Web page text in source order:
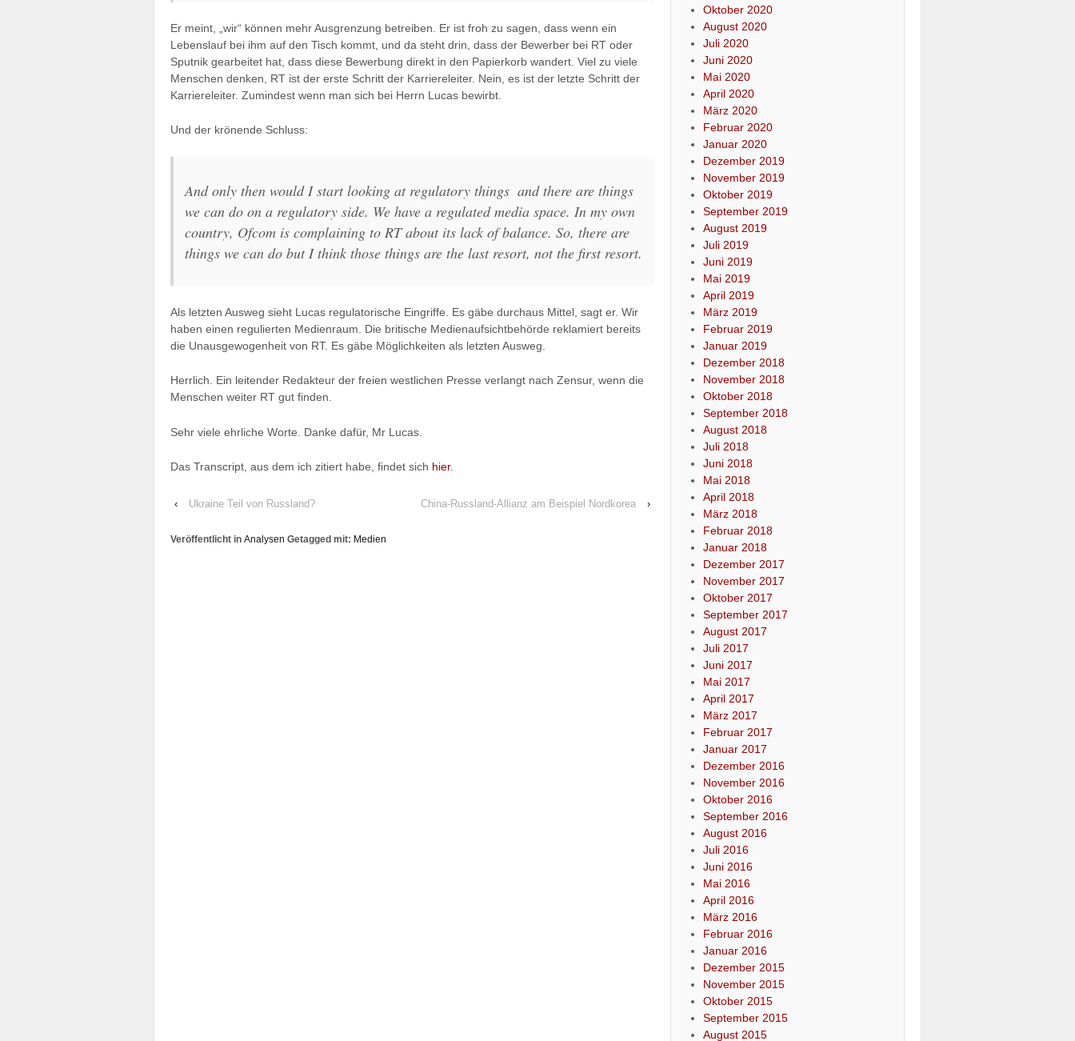
Er meint, „wir“ können mehr Ausgrenzung betreiben. Er ist froh zu sagen, dass wenn ein
Lebenslauf bei ihm auf den Tisch kommt, und da steht drin, dass der Bewerber bei RT oder
Sputnik gearbeitet hat, dass diese Bewerbung direkt in den Papierkorb wandert. Viel zu viele
Menschen denken, RT ist der erste Schritt der Karriereleiter. Nein, es ist der letzte Schritt der
Karriereleiter. Zumindest wenn man sich bei Herrn Lucas bewirbt.
Und der krönende Schluss:
And only then would I start looking at regulatory things  and there are things
we can do on a regulatory side. We have a regulated media space. In my own
country, Ofcom is complaining to RT about its lack of balance. So, there are
things we can do but I think those things are the last resort, not the first resort.
Als letzten Ausweg sieht Lucas regulatorische Eingriffe. Es gäbe durchaus Mittel, sagt er. Wir
haben einen regulierten Medienraum. Die britische Medienaufsichtbehörde reklamiert bereits
die Unausgewogenheit von RT. Es gäbe Möglichkeiten als letzten Ausweg.
Herrlich. Ein leitender Redakteur der freien westlichen Presse verlangt nach Zensur, wenn die
Menschen weiter RT gut finden.
Sehr viele ehrliche Worte. Danke dafür, Mr Lucas.
Das Transcript, aus dem ich zitiert habe, findet sich hier.
‹ Ukraine Teil von Russland? China-Russland-Allianz am Beispiel Nordkorea ›
Veröffentlicht in Analysen Getagged mit: Medien
Oktober 2020
August 2020
Juli 2020
Juni 2020
Mai 2020
April 2020
März 2020
Februar 2020
Januar 2020
Dezember 2019
November 2019
Oktober 2019
September 2019
August 2019
Juli 2019
Juni 2019
Mai 2019
April 2019
März 2019
Februar 2019
Januar 2019
Dezember 2018
November 2018
Oktober 2018
September 2018
August 2018
Juli 2018
Juni 2018
Mai 2018
April 2018
März 2018
Februar 2018
Januar 2018
Dezember 2017
November 2017
Oktober 2017
September 2017
August 2017
Juli 2017
Juni 2017
Mai 2017
April 2017
März 2017
Februar 2017
Januar 2017
Dezember 2016
November 2016
Oktober 2016
September 2016
August 2016
Juli 2016
Juni 2016
Mai 2016
April 2016
März 2016
Februar 2016
Januar 2016
Dezember 2015
November 2015
Oktober 2015
September 2015
August 2015